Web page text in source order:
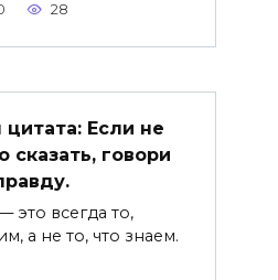
28
Если не
сказать, говори
это всегда то,
а не то, что знаем.